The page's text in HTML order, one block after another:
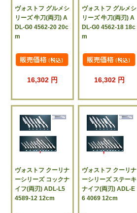
ヴォストフ グルメシ
リーズ 牛刀(両刃) A
DL-G0 4562-20 20c
m
16,302 円
ヴォストフ グルメシ
リーズ 牛刀(両刃) A
DL-G0 4562-18 18c
m
16,302 円
ヴォストフ クーリナ
ーシリーズ コックナ
イフ(両刃) ADL-L5
4589-12 12cm
ヴォストフ クーリナ
ーシリーズ ステーキ
ナイフ(両刃) ADL-E
6 4069 12cm